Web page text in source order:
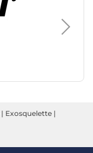
| Exosquelette |